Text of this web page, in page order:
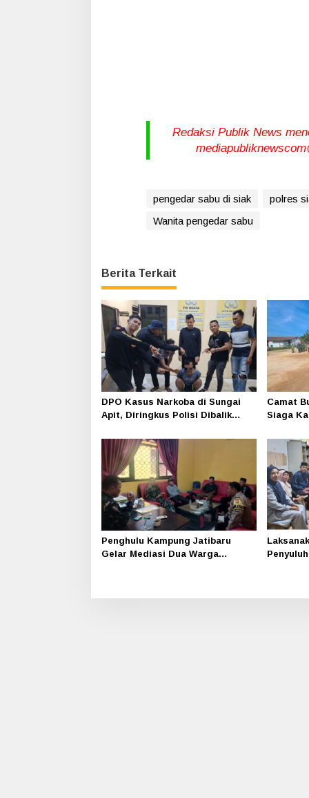
Redaksi Publik News
pengedar sabu di siak
polres
Wanita pengedar sabu
Berita Terkait
DPO Kasus Narkoba di Sungai
Apit, Diringkus Polisi Dibalik
Camat
Siaga
Penghulu Kampung Jatibaru
Gelar Mediasi Dua Warga